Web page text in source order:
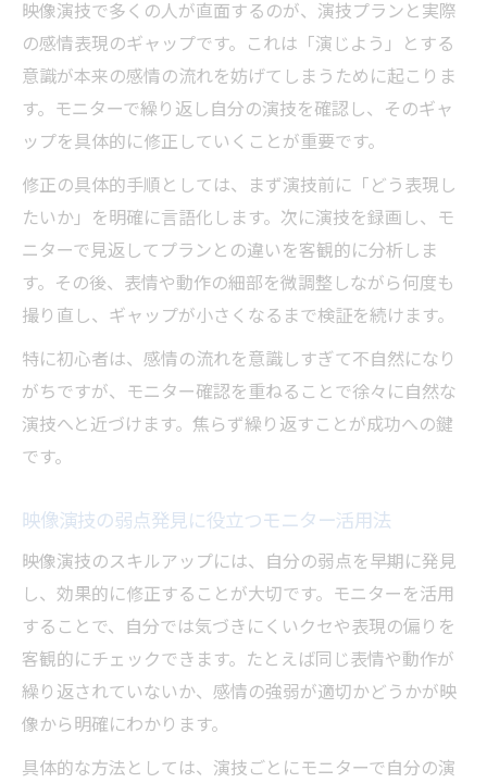
映像演技で多くの人が直面するのが、演技プランと実際
の感情表現のギャップです。これは「演じよう」とする
意識が本来の感情の流れを妨げてしまうために起こりま
す。モニターで繰り返し自分の演技を確認し、そのギャ
ップを具体的に修正していくことが重要です。
修正の具体的手順としては、まず演技前に「どう表現し
たいか」を明確に言語化します。次に演技を録画し、モ
ニターで見返してプランとの違いを客観的に分析しま
す。その後、表情や動作の細部を微調整しながら何度も
撮り直し、ギャップが小さくなるまで検証を続けます。
特に初心者は、感情の流れを意識しすぎて不自然になり
がちですが、モニター確認を重ねることで徐々に自然な
演技へと近づけます。焦らず繰り返すことが成功への鍵
です。
映像演技の弱点発見に役立つモニター活用法
映像演技のスキルアップには、自分の弱点を早期に発見
し、効果的に修正することが大切です。モニターを活用
することで、自分では気づきにくいクセや表現の偏りを
客観的にチェックできます。たとえば同じ表情や動作が
繰り返されていないか、感情の強弱が適切かどうかが映
像から明確にわかります。
具体的な方法としては、演技ごとにモニターで自分の演